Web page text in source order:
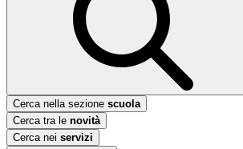
Cerca nella sezione scuola
Cerca tra le novità
Cerca nei servizi